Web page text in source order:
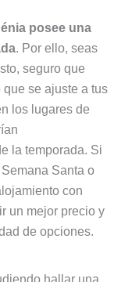
posee una
. Por ello, seas
seguro que
se ajuste a tus
los lugares de
la temporada. Si
Santa o
con
un mejor precio y
de opciones.
hallar una